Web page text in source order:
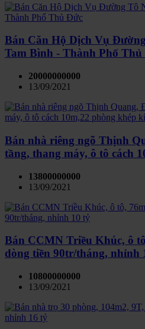
Bán Căn Hộ Dịch Vụ
Tam Bình - Thành Phố
20000000000
13/09/2021
Bán nhà riêng ngõ Thịnh
tầng, thang máy, ô tô cách
13800000000
13/09/2021
Bán CCMN Triều Khúc, ô
dòng tiền 90tr/tháng, nhỉnh
10800000000
13/09/2021